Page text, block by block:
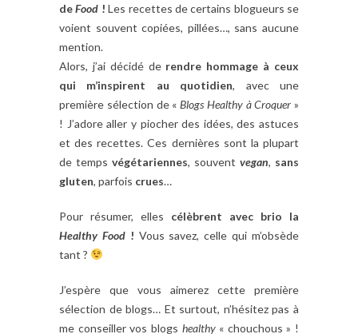
deFood ! Les recettes de certains blogueurs se
voient souvent copiées, pillées…, sans aucune
mention.
Alors, j’ai décidé de rendre hommage à ceux
qui m’inspirent au quotidien, avec une
première sélection de « Blogs Healthy à Croquer »
! J’adore aller y piocher des idées, des astuces
et des recettes. Ces dernières sont la plupart
de temps végétariennes, souvent vegan, sans
gluten, parfois crues…
Pour résumer, elles célèbrent avec brio la
Healthy Food! Vous savez, celle qui m’obsède
tant ?
J’espère que vous aimerez cette première
sélection de blogs… Et surtout, n’hésitez pas à
me conseiller vos blogs healthy« chouchous » !